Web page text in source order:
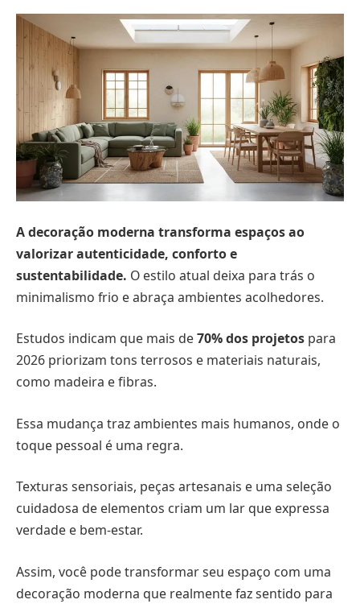
A decoração moderna transforma espaços ao
valorizar autenticidade, conforto e
sustentabilidade. O estilo atual deixa para trás o
minimalismo frio e abraça ambientes acolhedores.
Estudos indicam que mais de70% dos projetos para
2026 priorizam tons terrosos e materiais naturais,
como madeira e fibras.
Essa mudança traz ambientes mais humanos, onde o
toque pessoal é uma regra.
Texturas sensoriais, peças artesanais e uma seleção
cuidadosa de elementos criam um lar que expressa
verdade e bem-estar.
Assim, você pode transformar seu espaço com uma
decoração moderna que realmente faz sentido para